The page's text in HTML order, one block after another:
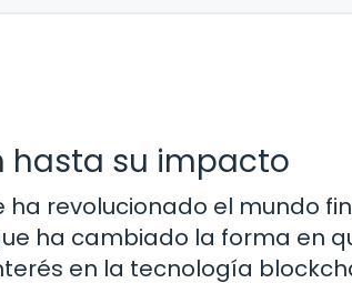
hasta su impacto
revolucionado el mundo
ha cambiado la forma en
en la tecnología